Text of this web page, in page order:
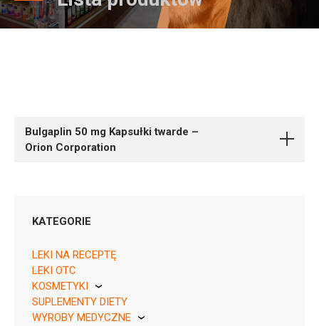
Bulgaplin 50 mg Kapsułki twarde –
Orion Corporation
05909991536572 ¦ Rp ¦ 153923
1 blister 56 kaps.
KATEGORIE
LEKI NA RECEPTĘ
LEKI OTC
KOSMETYKI
Pierre Fabre
SUPLEMENTY DIETY
WYROBY MEDYCZNE